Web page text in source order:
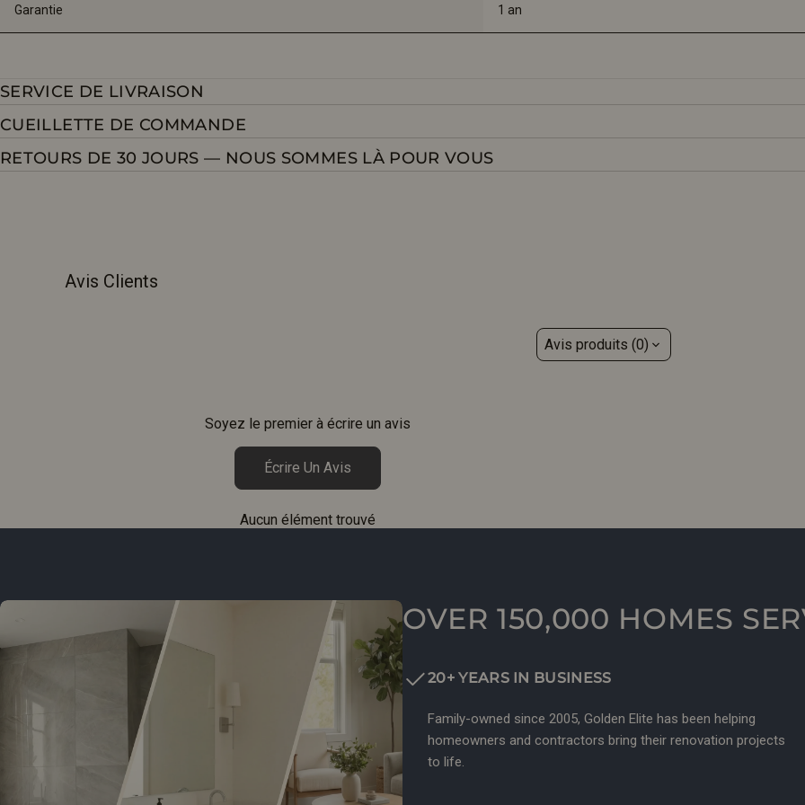
Garantie 1 an
SERVICE DE LIVRAISON
CUEILLETTE DE COMMANDE
RETOURS DE 30 JOURS — NOUS SOMMES LÀ POUR VOUS
Avis Clients
Avis produits (0)
Soyez le premier à écrire un avis
Écrire Un Avis
Aucun élément trouvé
OVER 150,000 HOMES
20+ YEARS IN BUSINESS
Family-owned since 2005, Golden Elite has been helping
homeowners and contractors bring their renovation projects
to life.